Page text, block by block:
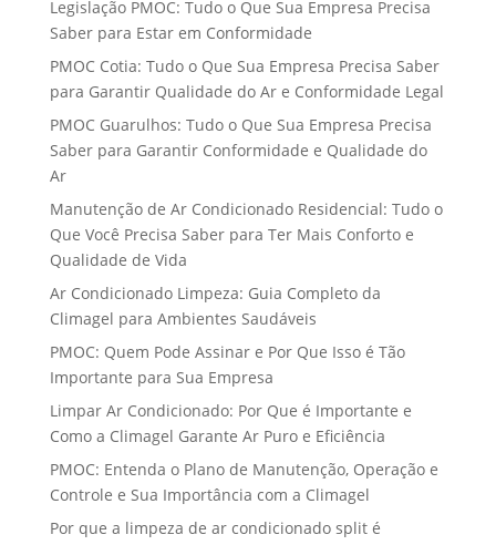
Legislação PMOC: Tudo o Que Sua Empresa Precisa
Saber para Estar em Conformidade
PMOC Cotia: Tudo o Que Sua Empresa Precisa Saber
para Garantir Qualidade do Ar e Conformidade Legal
PMOC Guarulhos: Tudo o Que Sua Empresa Precisa
Saber para Garantir Conformidade e Qualidade do
Ar
Manutenção de Ar Condicionado Residencial: Tudo o
Que Você Precisa Saber para Ter Mais Conforto e
Qualidade de Vida
Ar Condicionado Limpeza: Guia Completo da
Climagel para Ambientes Saudáveis
PMOC: Quem Pode Assinar e Por Que Isso é Tão
Importante para Sua Empresa
Limpar Ar Condicionado: Por Que é Importante e
Como a Climagel Garante Ar Puro e Eficiência
PMOC: Entenda o Plano de Manutenção, Operação e
Controle e Sua Importância com a Climagel
Por que a limpeza de ar condicionado split é